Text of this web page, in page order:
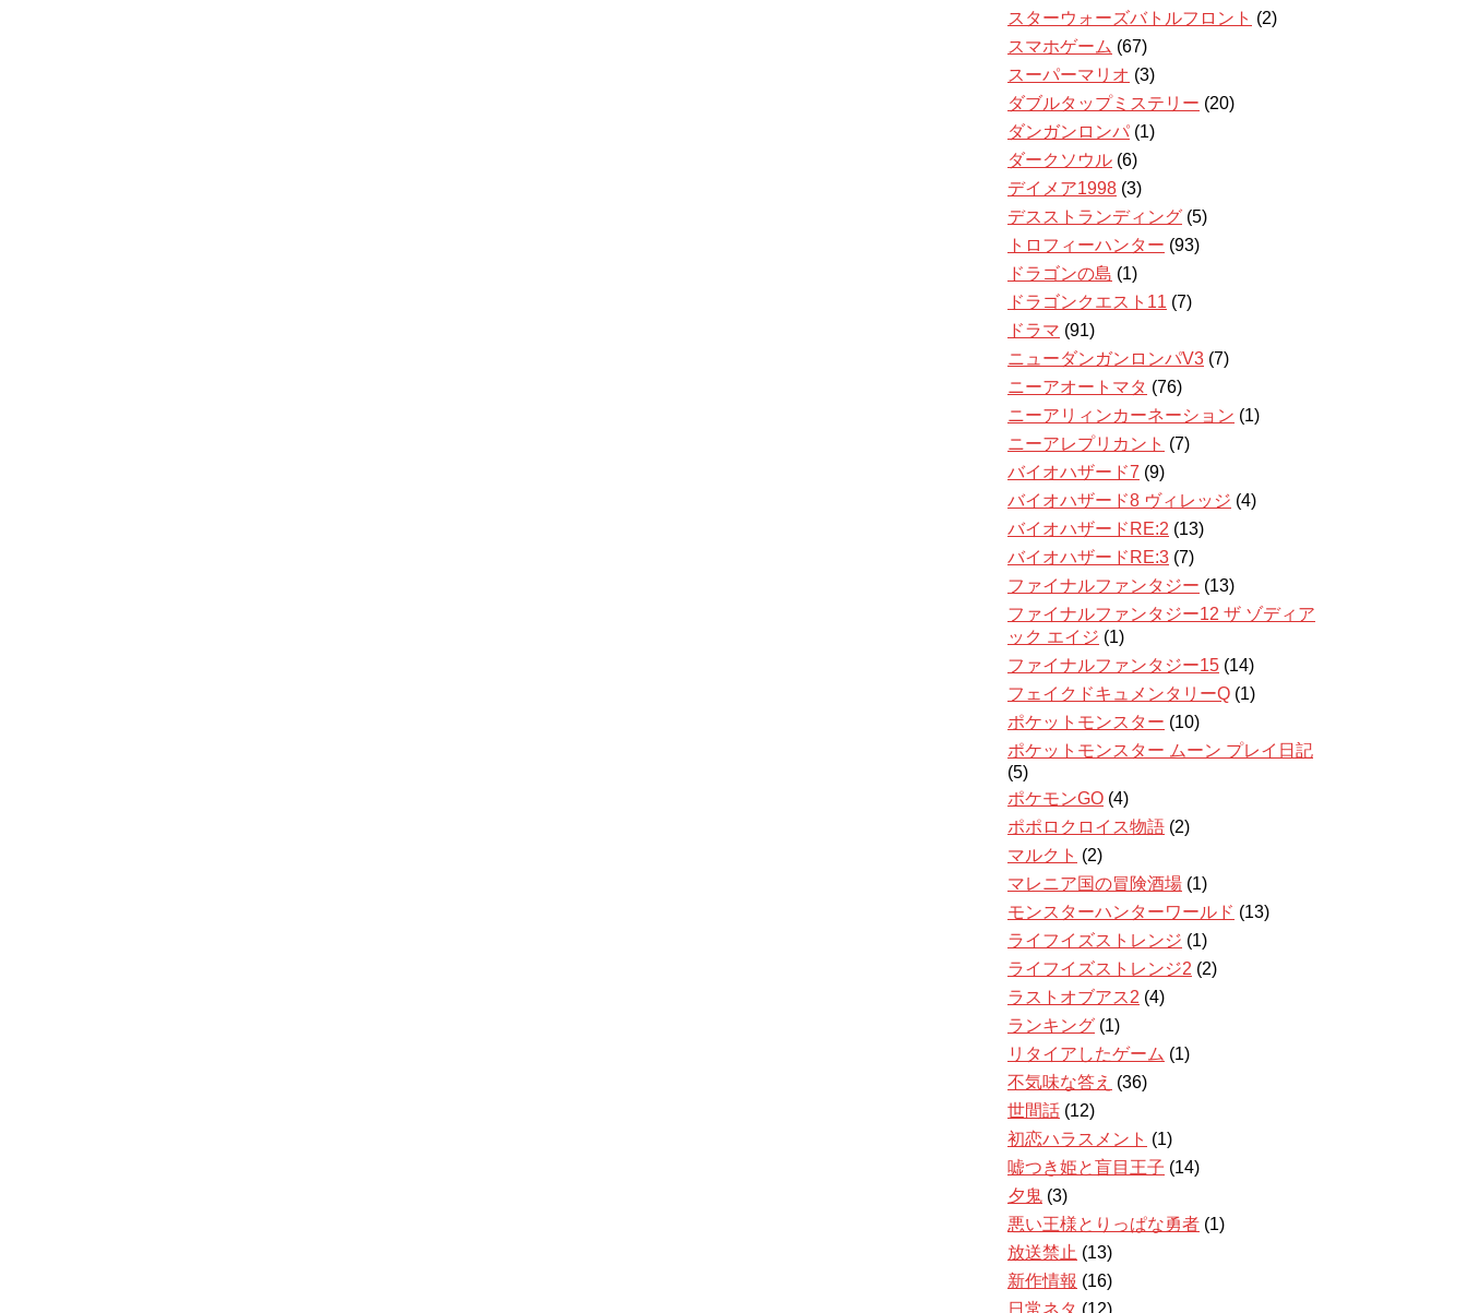
スターウォーズバトルフロント (2)
スマホゲーム (67)
スーパーマリオ (3)
ダブルタップミステリー (20)
ダンガンロンパ (1)
ダークソウル (6)
デイメア1998 (3)
デスストランディング (5)
トロフィーハンター (93)
ドラゴンの島 (1)
ドラゴンクエスト11 (7)
ドラマ (91)
ニューダンガンロンパV3 (7)
ニーアオートマタ (76)
ニーアリィンカーネーション (1)
ニーアレプリカント (7)
バイオハザード7 (9)
バイオハザード8 ヴィレッジ (4)
バイオハザードRE:2 (13)
バイオハザードRE:3 (7)
ファイナルファンタジー (13)
ファイナルファンタジー12 ザ ゾディア
ック エイジ (1)
ファイナルファンタジー15 (14)
フェイクドキュメンタリーQ (1)
ポケットモンスター (10)
ポケットモンスター ムーン プレイ日記
(5)
ポケモンGO (4)
ポポロクロイス物語 (2)
マルクト (2)
マレニア国の冒険酒場 (1)
モンスターハンターワールド (13)
ライフイズストレンジ (1)
ライフイズストレンジ2 (2)
ラストオブアス2 (4)
ランキング (1)
リタイアしたゲーム (1)
不気味な答え (36)
世間話 (12)
初恋ハラスメント (1)
嘘つき姫と盲目王子 (14)
夕鬼 (3)
悪い王様とりっぱな勇者 (1)
放送禁止 (13)
新作情報 (16)
日常ネタ (12)